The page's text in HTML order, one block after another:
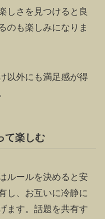
しさを見つけると良
のも楽しみになりま
以外にも満足感が得
て楽しむ
ルールを決めると安
し、お互いに冷静に
ます。話題を共有す